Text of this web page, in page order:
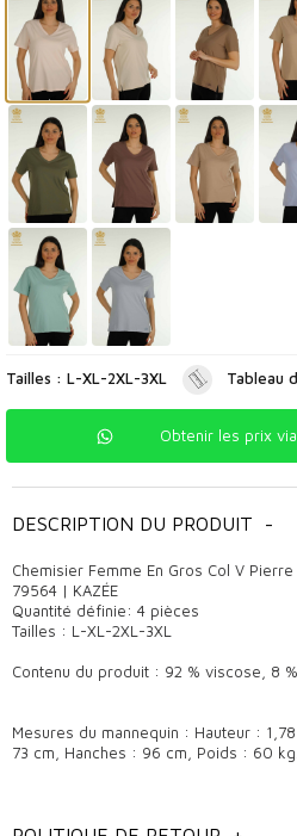
Tailles : L-XL-2XL-3XL Tableau
Obtenir les prix
DESCRIPTION DU PRODUIT -
Chemisier Femme En Gros Col V
79564 | KAZÉE
Quantité définie: 4 pièces
Tailles : L-XL-2XL-3XL
Contenu du produit : 92 % viscose, 8
Mesures du mannequin : Hauteur :
73 cm, Hanches : 96 cm, Poids : 60 kg.